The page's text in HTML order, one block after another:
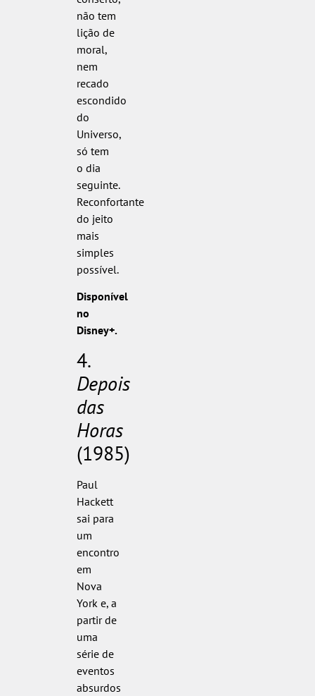
não tem
lição de
moral,
nem
recado
escondido
do
Universo,
só tem
o dia
seguinte.
Reconfortante
do jeito
mais
simples
possível.
Disponível
no
Disney+.
4.
Depois
das
Horas
(1985)
Paul
Hackett
sai para
um
encontro
em
Nova
York e, a
partir de
uma
série de
eventos
absurdos